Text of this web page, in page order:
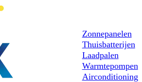
Zonnepanelen
Thuisbatterijen
Laadpalen
Warmtepompen
Airconditioning